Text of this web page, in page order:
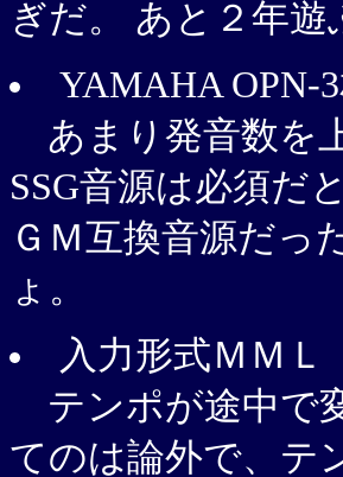
ぎだ。 あと２年
YAMAHA OPN-
あまり発音数を
SSG音源は必須だ
ＧＭ互換音源だっ
ょ。
入力形式ＭＭＬ
テンポが途中で
てのは論外で、テ